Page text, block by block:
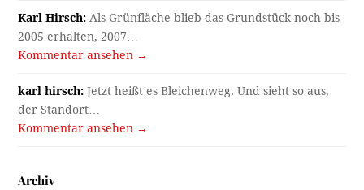
Karl Hirsch: Als Grünfläche blieb das Grundstück noch bis
2005 erhalten, 2007…
Kommentar ansehen →
karl hirsch: Jetzt heißt es Bleichenweg. Und sieht so aus,
der Standort…
Kommentar ansehen →
Archiv